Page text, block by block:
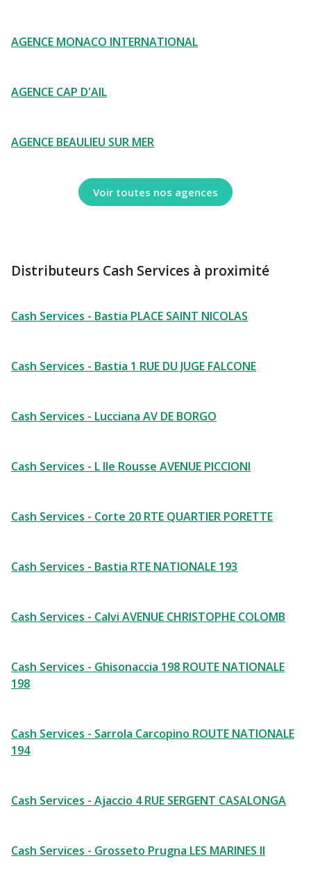
AGENCE MONACO INTERNATIONAL
AGENCE CAP D'AIL
AGENCE BEAULIEU SUR MER
Voir toutes nos agences
Distributeurs Cash Services à proximité
Cash Services - Bastia PLACE SAINT NICOLAS
Cash Services - Bastia 1 RUE DU JUGE FALCONE
Cash Services - Lucciana AV DE BORGO
Cash Services - L Ile Rousse AVENUE PICCIONI
Cash Services - Corte 20 RTE QUARTIER PORETTE
Cash Services - Bastia RTE NATIONALE 193
Cash Services - Calvi AVENUE CHRISTOPHE COLOMB
Cash Services - Ghisonaccia 198 ROUTE NATIONALE
198
Cash Services - Sarrola Carcopino ROUTE NATIONALE
194
Cash Services - Ajaccio 4 RUE SERGENT CASALONGA
Cash Services - Grosseto Prugna LES MARINES II